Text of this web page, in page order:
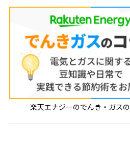
楽天エナジーのでんき・ガス